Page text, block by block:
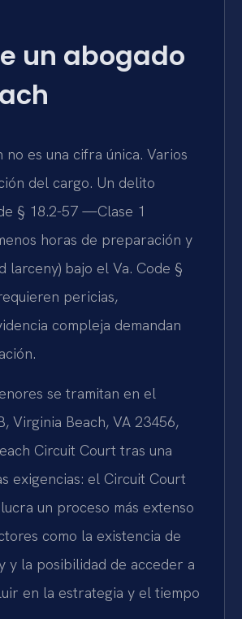
un abogado
es una cifra única. Varios
del cargo. Un delito
§ 18.2-57 —Clase 1
horas de preparación y
larceny) bajo el Va. Code §
pericias,
compleja demandan
se tramitan en el
Virginia Beach, VA 23456,
Circuit Court tras una
exigencias: el Circuit Court
un proceso más extenso
como la existencia de
y la posibilidad de acceder a
en la estrategia y el tiempo